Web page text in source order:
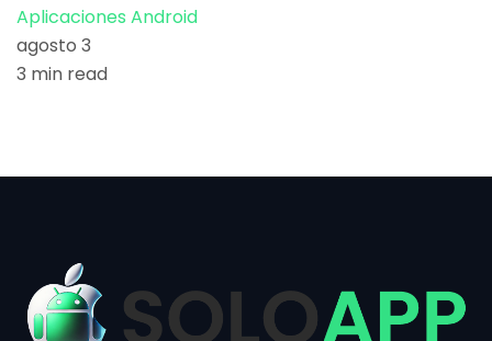
Aplicaciones Android
agosto 3
3 min read